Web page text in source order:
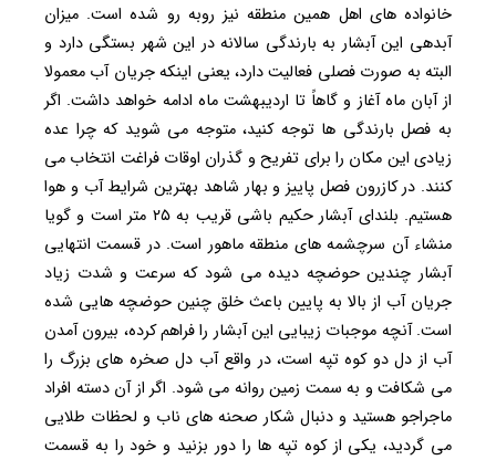
خانواده های اهل همین منطقه نیز روبه رو شده است. میزان
آبدهی این آبشار به بارندگی سالانه در این شهر بستگی دارد و
البته به صورت فصلی فعالیت دارد، یعنی اینکه جریان آب معمولا
از آبان ماه آغاز و گاهاً تا اردیبهشت ماه ادامه خواهد داشت. اگر
به فصل بارندگی ها توجه کنید، متوجه می شوید که چرا عده
زیادی این مکان را برای تفریح و گذران اوقات فراغت انتخاب می
کنند. در کازرون فصل پاییز و بهار شاهد بهترین شرایط آب و هوا
هستیم. بلندای آبشار حکیم باشی قریب به ۲۵ متر است و گویا
منشاء آن سرچشمه ‌های منطقه‌ ماهور است. در قسمت انتهایی
آبشار چندین حوضچه‌ دیده می شود که سرعت و شدت زیاد
جریان آب از بالا به پایین باعث خلق چنین حوضچه هایی شده
است. آنچه موجبات زیبایی این آبشار را فراهم کرده، بیرون آمدن
آب از دل دو کوه تپه است، در واقع آب دل صخره های بزرگ را
می شکافت و به سمت زمین روانه می شود. اگر از آن دسته افراد
ماجراجو هستید و دنبال شکار صحنه های ناب و لحظات طلایی
می گردید، یکی از کوه تپه ها را دور بزنید و خود را به قسمت